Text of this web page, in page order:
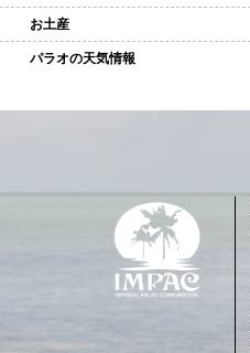
お土産
パラオの天気情報